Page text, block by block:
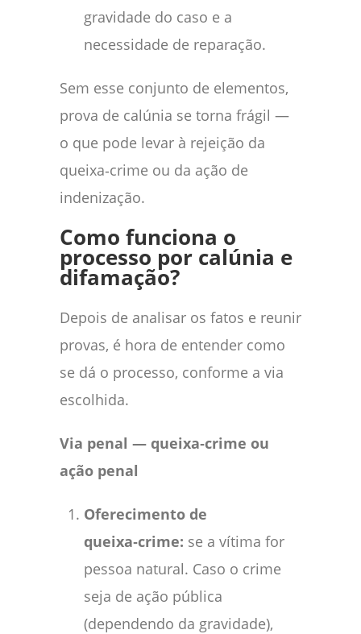
gravidade do caso e a
necessidade de reparação.
Sem esse conjunto de elementos,
prova de calúnia se torna frágil —
o que pode levar à rejeição da
queixa‑crime ou da ação de
indenização.
Como funciona o
processo por calúnia e
difamação?
Depois de analisar os fatos e reunir
provas, é hora de entender como
se dá o processo, conforme a via
escolhida.
Via penal — queixa‑crime ou
ação penal
Oferecimento de
queixa‑crime: se a vítima for
pessoa natural. Caso o crime
seja de ação pública
(dependendo da gravidade),